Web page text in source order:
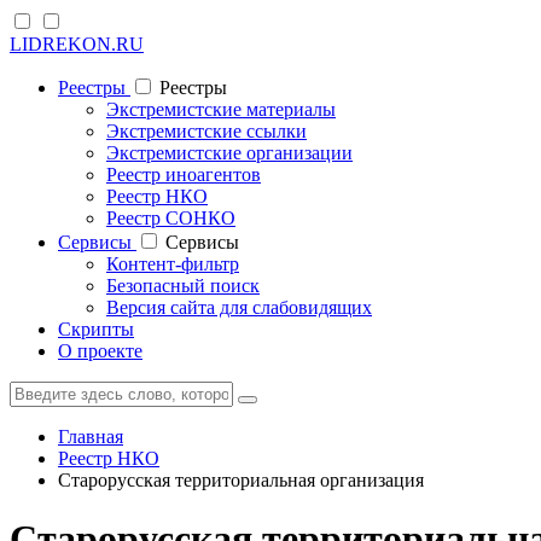
LIDREKON.RU
Реестры
Реестры
Экстремистские материалы
Экстремистские ссылки
Экстремистские организации
Реестр иноагентов
Реестр НКО
Реестр СОНКО
Cервисы
Cервисы
Контент-фильтр
Безопасный поиск
Версия сайта для слабовидящих
Скрипты
О проекте
Главная
Реестр НКО
Старорусская территориальная организация